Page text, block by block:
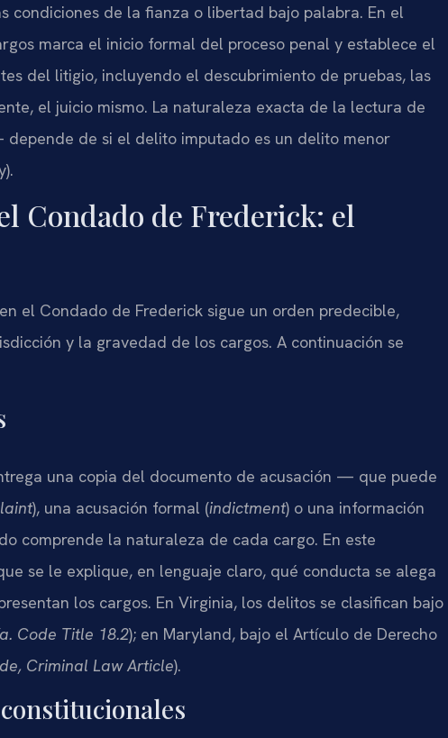
condiciones de la fianza o libertad bajo palabra. En el
marca el inicio formal del proceso penal y establece el
del litigio, incluyendo el descubrimiento de pruebas, las
el juicio mismo. La naturaleza exacta de la lectura de
de si el delito imputado es un delito menor
Condado de Frederick: el
el Condado de Frederick sigue un orden predecible,
y la gravedad de los cargos. A continuación se
una copia del documento de acusación — que puede
), una acusación formal (indictment) o una información
comprende la naturaleza de cada cargo. En este
se le explique, en lenguaje claro, qué conducta se alega
los cargos. En Virginia, los delitos se clasifican bajo
Code Title 18.2); en Maryland, bajo el Artículo de Derecho
Criminal Law Article).